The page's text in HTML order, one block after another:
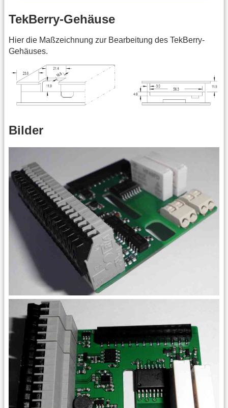
TekBerry-Gehäuse
Hier die Maßzeichnung zur Bearbeitung des TekBerry-
Gehäuses.
Bilder